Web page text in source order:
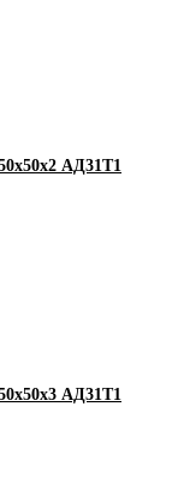
АД31Т1
АД31Т1